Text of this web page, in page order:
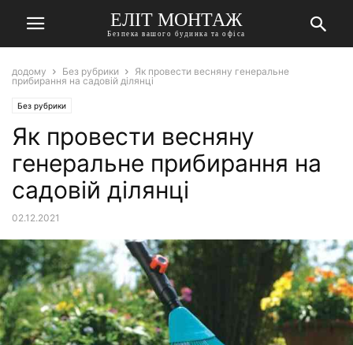
ЕЛІТ МОНТАЖ
Безпека вашого будинка та офіса
додому Без рубрики
Як провести весняну генеральне
прибирання на садовій ділянці
Без рубрики
Як провести весняну
генеральне прибирання на
садовій ділянці
02.12.2021